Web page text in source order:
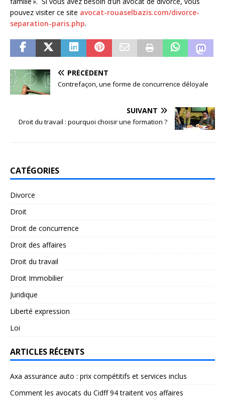
pouvez visiter ce site avocat-rouaselbazis.com/divorce-
separation-paris.php.
PRÉCÉDENT
Contrefaçon, une forme de concurrence déloyale
SUIVANT
Droit du travail : pourquoi choisir une formation ?
CATÉGORIES
Divorce
Droit
Droit de concurrence
Droit des affaires
Droit du travail
Droit Immobilier
Juridique
Liberté expression
Loi
ARTICLES RÉCENTS
Axa assurance auto : prix compétitifs et services inclus
Comment les avocats du Cidff 94 traitent vos affaires